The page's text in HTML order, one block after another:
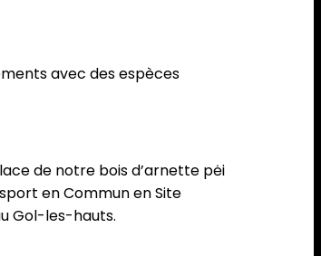
avec des espèces
de notre bois d’arnette pėi
en Commun en Site
Gol-les-hauts.